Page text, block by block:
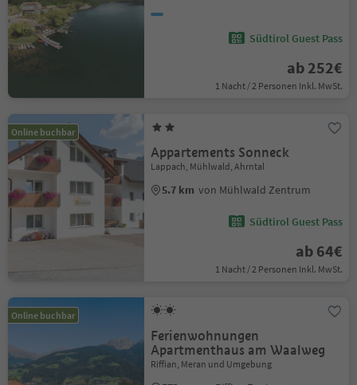
Südtirol Guest Pass
ab 252€
1 Nacht / 2 Personen Inkl. MwSt.
Online buchbar
Appartements Sonneck
Lappach, Mühlwald, Ahrntal
5.7 km von Mühlwald Zentrum
Südtirol Guest Pass
ab 64€
1 Nacht / 2 Personen Inkl. MwSt.
Online buchbar
Ferienwohnungen
Apartmenthaus am Waalweg
Riffian, Meran und Umgebung